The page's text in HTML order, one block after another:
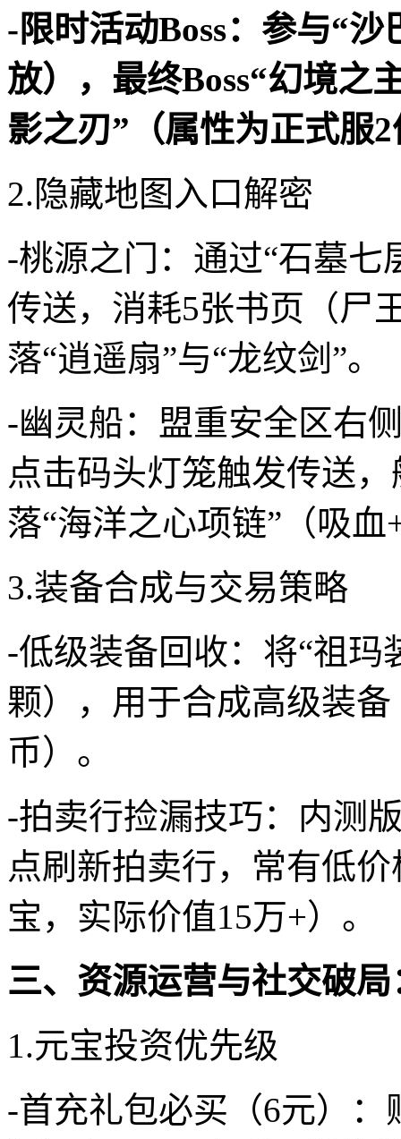
-限时活动Boss：参与“
放），最终Boss“幻境之
影之刃”（属性为正式服
2.隐藏地图入口解密
-桃源之门：通过“石墓七
传送，消耗5张书页（尸
落“逍遥扇”与“龙纹剑”。
-幽灵船：盟重安全区右
点击码头灯笼触发传送
落“海洋之心项链”（吸血
3.装备合成与交易策略
-低级装备回收：将“祖玛
颗），用于合成高级装
币）。
-拍卖行捡漏技巧：内测
点刷新拍卖行，常有低
宝，实际价值15万+）。
三、资源运营与社交破
1.元宝投资优先级
-首充礼包必买（6元）：